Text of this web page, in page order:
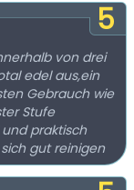
5
von drei
edel aus,ein
Gebrauch wie
Stufe
praktisch
gut reinigen